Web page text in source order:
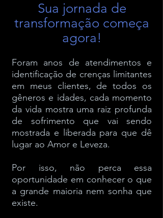
Sua jornada de
transformação começa
agora!
Foram anos de atendimentos e
identificação de crenças limitantes
em meus clientes, de todos os
gêneros e idades, cada momento
da vida mostra uma raiz profunda
de sofrimento que vai sendo
mostrada e liberada para que dê
lugar ao Amor e Leveza.
Por isso, não perca essa
oportunidade em conhecer o que
a grande maioria nem sonha que
existe.